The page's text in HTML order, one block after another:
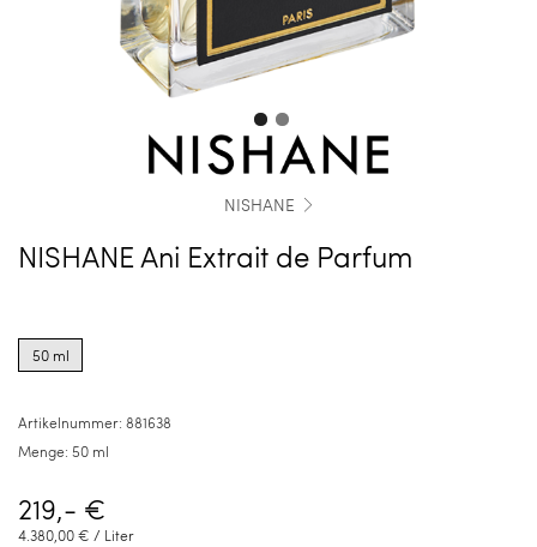
NISHANE
NISHANE Ani Extrait de Parfum
options
for50 ml
Artikelnummer: 881638
Menge: 50 ml
219,- €
4.380,00 € / Liter